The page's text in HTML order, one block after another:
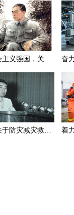
建成社会主义强国，关键在于实现科学技术现代化
周恩来关于防灾减灾救灾的一组论述